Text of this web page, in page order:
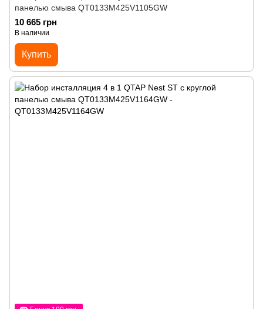
панелью смыва QT0133M425V1105GW
10 665 грн
В наличии
Купить